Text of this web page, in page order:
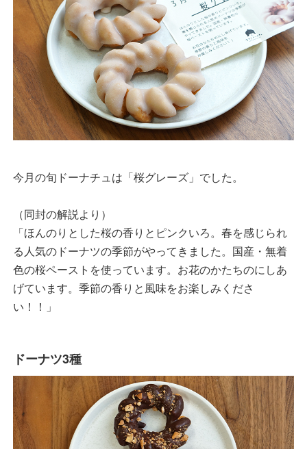
今月の旬ドーナチュは「桜グレーズ」でした。
（同封の解説より）
「ほんのりとした桜の香りとピンクいろ。春を感じられ
る人気のドーナツの季節がやってきました。国産・無着
色の桜ペーストを使っています。お花のかたちのにしあ
げています。季節の香りと風味をお楽しみくださ
い！！」
ドーナツ3種